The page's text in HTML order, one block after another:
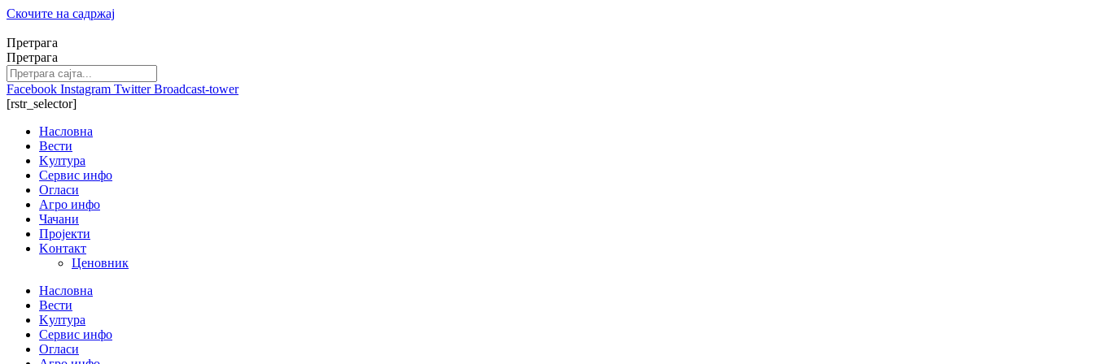
Скочите на садржај
Претрага
Претрага
Facebook Instagram Twitter Broadcast-tower
[rstr_selector]
Насловна
Вести
Kултура
Сервис инфо
Огласи
Агро инфо
Чачани
Пројекти
Kонтакт
Ценовник
Насловна
Вести
Kултура
Сервис инфо
Огласи